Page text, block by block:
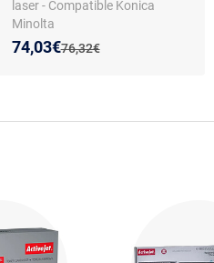
laser - Compatible Konica
Minolta
Ancien prix :
76,32€
Nouveau prix :
74,03€
Réduction de :